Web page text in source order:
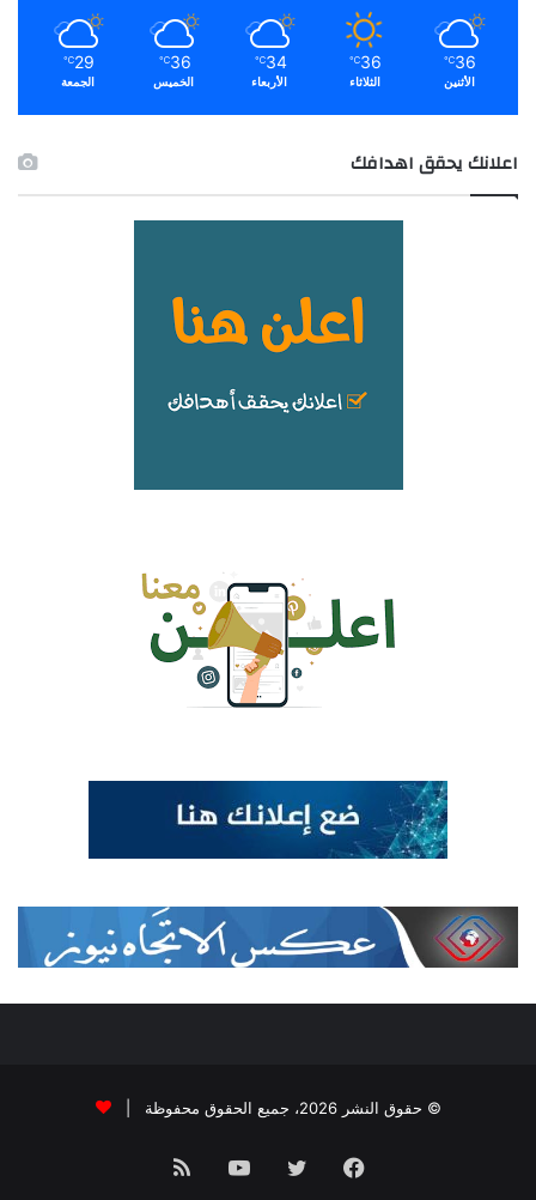
36
℃
الأثنين
36
℃
الثلاثاء
34
℃
الأربعاء
36
℃
الخميس
29
℃
الجمعة
اعلانك يحقق اهدافك
© حقوق النشر 2026، جميع الحقوق محفوظة |
فيسبوك تويتر يوتيوب